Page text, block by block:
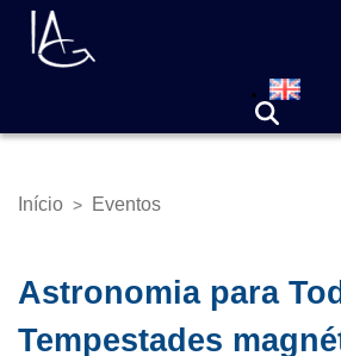
Pular
para
Trilha
Início > Eventos
Astronomia para
Tempestades